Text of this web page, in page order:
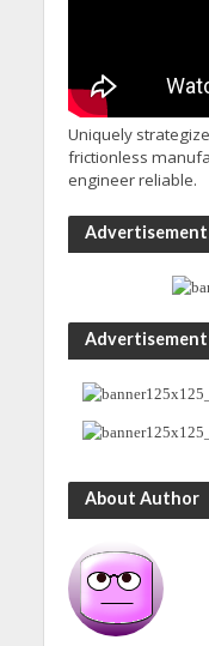
Uniquely
frictionless
engineer reliable.
Advertisement
Advertisement
About Author